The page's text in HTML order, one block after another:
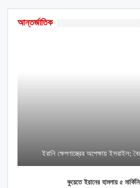
আন্তর্জাতিক
ইরানি ক্ষেপণাস্ত্রের অপেক্ষায় ইসরাইল;
কুয়েতে ইরানের হামলায় ৫